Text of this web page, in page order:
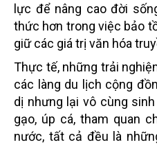
lực để nâng cao đời
thức hơn trong việc bảo
giữ các giá trị văn hóa
Thực tế, những trải
các làng du lịch cộng
dị nhưng lại vô cùng
gạo, úp cá, tham quan
nước, tất cả đều là